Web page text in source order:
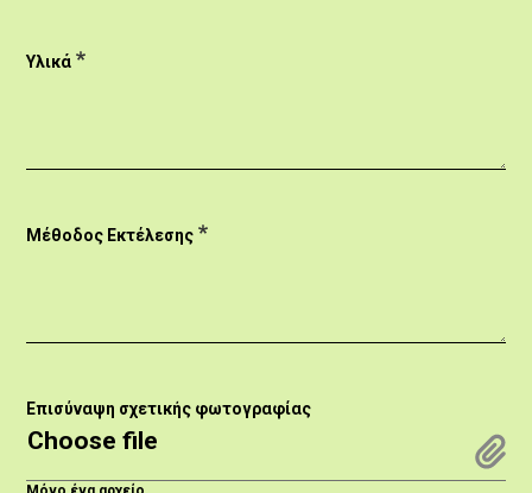
Υλικά
Μέθοδος Εκτέλεσης
Επισύναψη σχετικής φωτογραφίας
Choose file